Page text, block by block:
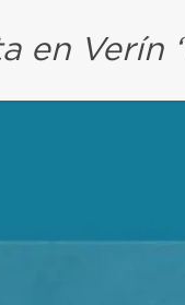
en Verín